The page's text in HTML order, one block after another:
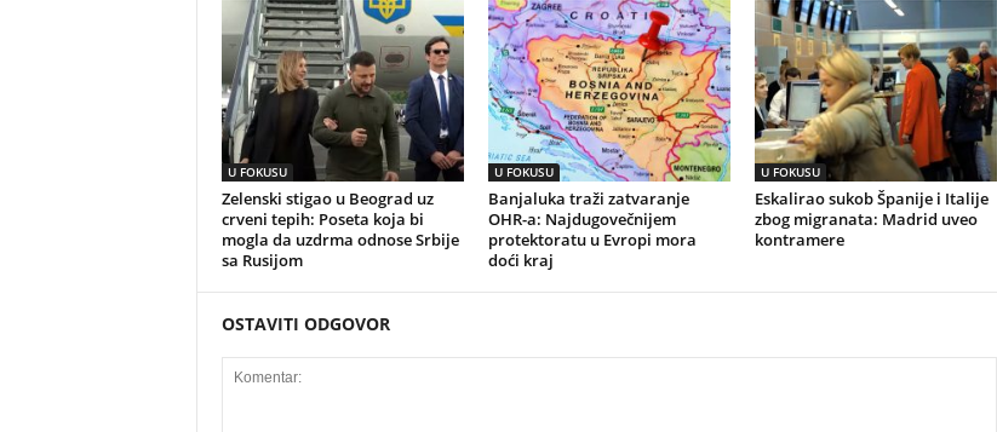
U FOKUSU
Zelenski stigao u Beograd uz
crveni tepih: Poseta koja bi
mogla da uzdrma odnose Srbije
sa Rusijom
U FOKUSU
Banjaluka traži zatvaranje
OHR-a: Najdugovečnijem
protektoratu u Evropi mora
doći kraj
U FOKUSU
Eskalirao sukob Španije i Italije
zbog migranata: Madrid uveo
kontramere
OSTAVITI ODGOVOR